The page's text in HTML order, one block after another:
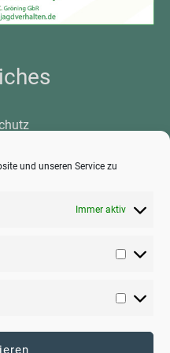
und unseren Service zu
Immer aktiv